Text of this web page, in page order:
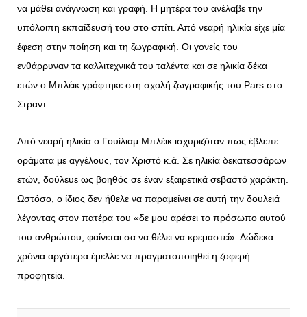
να μάθει ανάγνωση και γραφή. Η μητέρα του ανέλαβε την
υπόλοιπη εκπαίδευσή του στο σπίτι. Από νεαρή ηλικία είχε μία
έφεση στην ποίηση και τη ζωγραφική. Οι γονείς του
ενθάρρυναν τα καλλιτεχνικά του ταλέντα και σε ηλικία δέκα
ετών ο Μπλέικ γράφτηκε στη σχολή ζωγραφικής του Pars στο
Στραντ.
Από νεαρή ηλικία ο Γουίλιαμ Μπλέικ ισχυριζόταν πως έβλεπε
οράματα με αγγέλους, τον Χριστό κ.ά. Σε ηλικία δεκατεσσάρων
ετών, δούλευε ως βοηθός σε έναν εξαιρετικά σεβαστό χαράκτη.
Ωστόσο, ο ίδιος δεν ήθελε να παραμείνει σε αυτή την δουλειά
λέγοντας στον πατέρα του «δε μου αρέσει το πρόσωπο αυτού
του ανθρώπου, φαίνεται σα να θέλει να κρεμαστεί». Δώδεκα
χρόνια αργότερα έμελλε να πραγματοποιηθεί η ζοφερή
προφητεία.